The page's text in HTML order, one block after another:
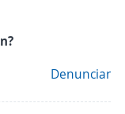
Denunciar